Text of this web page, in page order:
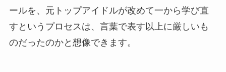
ールを、元トップアイドルが改めて一から学び直
すというプロセスは、言葉で表す以上に厳しいも
のだったのかと想像できます。